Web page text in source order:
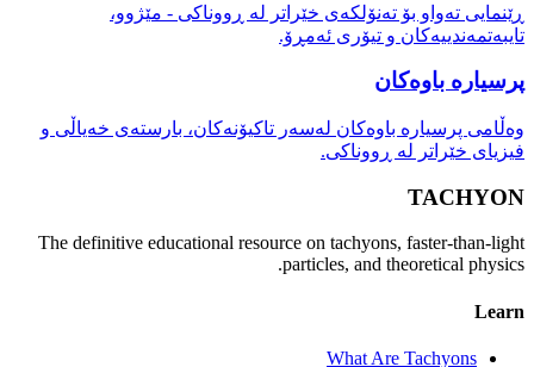
ڕێنمایی تەواو بۆ تەنۆلکەی خێراتر لە ڕووناکی - مێژوو،
تایبەتمەندییەکان و تیۆری ئەمڕۆ.
پرسیارە باوەکان
وەڵامی پرسیارە باوەکان لەسەر تاکیۆنەکان، بارستەی خەیاڵی و
فیزیای خێراتر لە ڕووناکی.
TACHYON
The definitive educational resource on tachyons, faster-than-light
particles, and theoretical physics.
Learn
What Are Tachyons